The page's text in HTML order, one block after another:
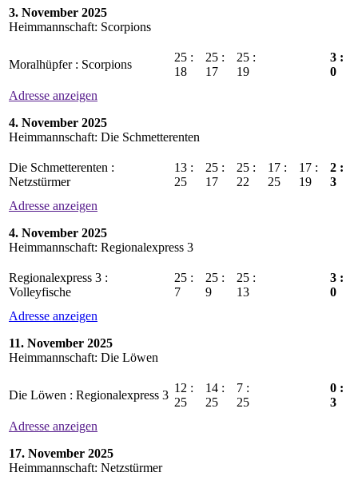
3. November 2025
Heimmannschaft: Scorpions
Moralhüpfer : Scorpions
25 :
18
25 :
17
25 :
19
3 :
0
Adresse anzeigen
4. November 2025
Heimmannschaft: Die Schmetterenten
Die Schmetterenten :
Netzstürmer
13 :
25
25 :
17
25 :
22
17 :
25
17 :
19
2 :
3
Adresse anzeigen
4. November 2025
Heimmannschaft: Regionalexpress 3
Regionalexpress 3 :
Volleyfische
25 :
7
25 :
9
25 :
13
3 :
0
Adresse anzeigen
11. November 2025
Heimmannschaft: Die Löwen
Die Löwen : Regionalexpress 3
12 :
25
14 :
25
7 :
25
0 :
3
Adresse anzeigen
17. November 2025
Heimmannschaft: Netzstürmer